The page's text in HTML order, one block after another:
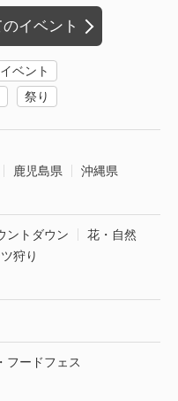
イベント
ベント
祭り
鹿児島県
沖縄県
ントダウン
花・自然
狩り
フードフェス